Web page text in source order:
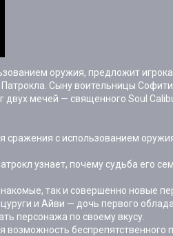
оружия, предложит
Сыну воительницы
мечей — священного Soul
сражения с использованием
узнает, почему судьба его
так и совершенно новые
и Айви — дочь первого
персонажа по своему вкусу.